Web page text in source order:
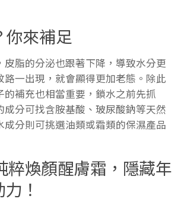
來補足
皮脂的分泌也跟著下降，導致水分更
路一出現，就會顯得更加老態。除此
的補充也相當重要，鎖水之前先抓
成分可找含胺基酸、玻尿酸鈉等天然
成分則可挑選油類或霜類的保濕產品
粹煥顏醒膚霜，隱藏年
！